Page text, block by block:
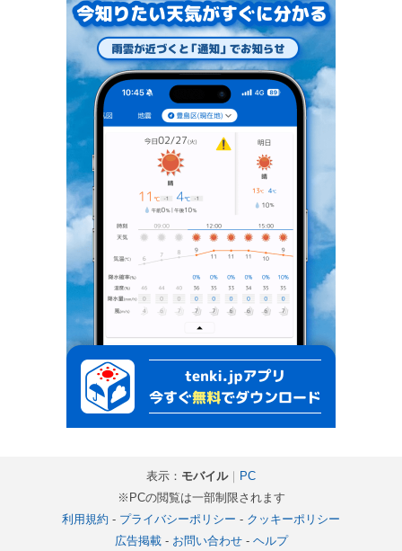
表示： モバイル｜ PC
※PCの閲覧は一部制限されます
利用規約 - プライバシーポリシー - クッキーポリシー
広告掲載- お問い合わせ- ヘルプ